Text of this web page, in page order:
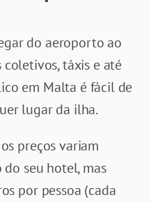
do aeroporto ao
coletivos, táxis e até
em Malta é fácil de
lugar da ilha.
preços variam
seu hotel, mas
por pessoa (cada